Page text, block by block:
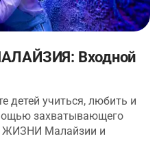
Входной
детей учиться, любить и
захватывающего
ЖИЗНИ Малайзии и